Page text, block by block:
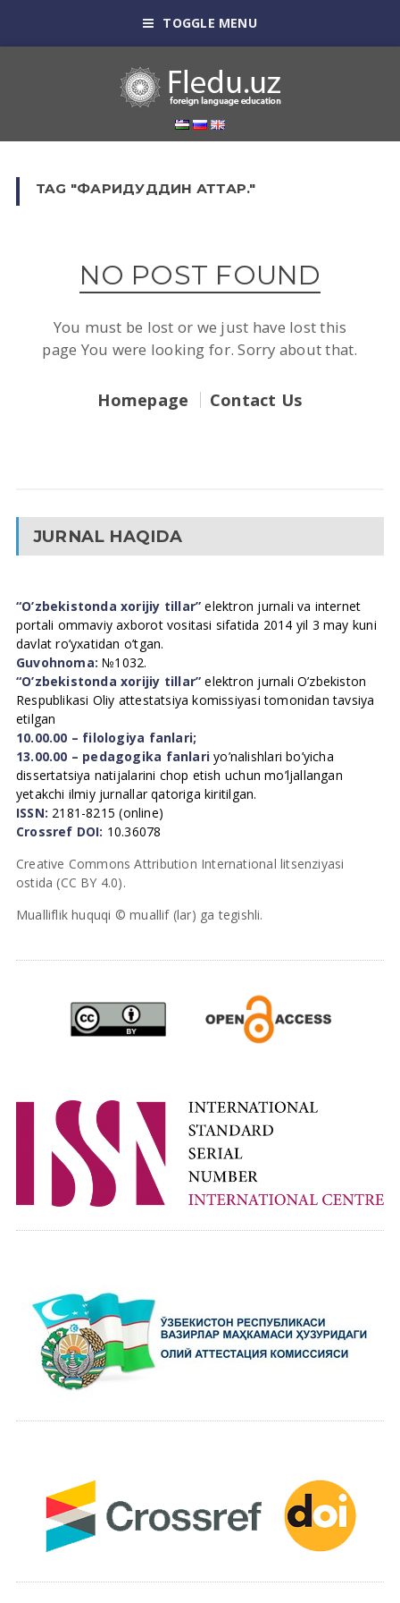
TOGGLE MENU
TAG "ФАРИДУДДИН АТТАР."
NO POST FOUND
You must be lost or we just have lost this
page You were looking for. Sorry about that.
Homepage Contact Us
JURNAL HAQIDA
“O’zbekistonda xorijiy tillar” elektron jurnali va internet
portali ommaviy axborot vositasi sifatida 2014 yil 3 may kuni
davlat ro’yxatidan o’tgan.
Guvohnoma: №1032.
“O’zbekistonda xorijiy tillar” elektron jurnali O’zbekiston
Respublikasi Oliy attestatsiya komissiyasi tomonidan tavsiya
etilgan
10.00.00 – filologiya fanlari;
13.00.00 – pedagogika fanlari yo’nalishlari bo’yicha
dissertatsiya natijalarini chop etish uchun mo’ljallangan
yetakchi ilmiy jurnallar qatoriga kiritilgan.
ISSN: 2181-8215 (online)
Crossref DOI: 10.36078
Creative Commons Attribution International litsenziyasi
ostida (CC BY 4.0).
Mualliflik huquqi © muallif (lar) ga tegishli.